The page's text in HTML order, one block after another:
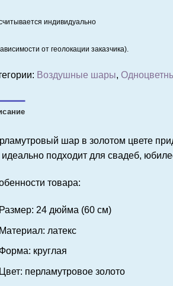
индивидуально
от геолокации заказчика).
Воздушные шары,
шар в золотом цвете
подходит для свадеб,
товара:
24 дюйма (60 см)
латекс
круглая
перламутровое золото